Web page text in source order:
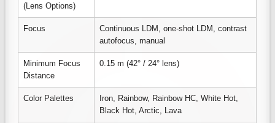
(Lens Options)
Focus
Continuous LDM, one-shot LDM, contrast
autofocus, manual
Minimum Focus
Distance
0.15 m (42° / 24° lens)
Color Palettes
Iron, Rainbow, Rainbow HC, White Hot,
Black Hot, Arctic, Lava